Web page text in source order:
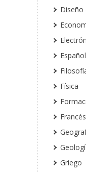
Diseño
Español
Física
Francés
Griego